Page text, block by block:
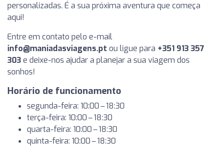
personalizadas. É a sua próxima aventura que começa
aqui!
Entre em contato pelo e-mail
info@maniadasviagens.pt ou ligue para +351 913 357
303e deixe-nos ajudar a planejar a sua viagem dos
sonhos!
Horário de funcionamento
segunda-feira: 10:00 – 18:30
terça-feira: 10:00 – 18:30
quarta-feira: 10:00 – 18:30
quinta-feira: 10:00 – 18:30